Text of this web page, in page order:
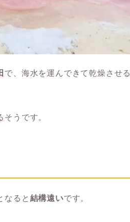
で、海水を運んできて乾燥させる
そうです。
なると 結構遠いです。